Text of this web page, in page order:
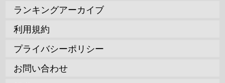
ランキングアーカイブ
利用規約
プライバシーポリシー
お問い合わせ